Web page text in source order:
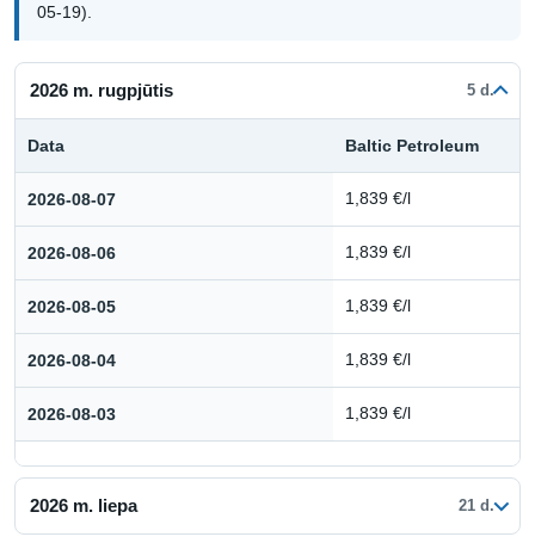
05-19).
2026 m. rugpjūtis 5 d.
Data Baltic Petroleum
2026-08-07 1,839 €/l
2026-08-06 1,839 €/l
2026-08-05 1,839 €/l
2026-08-04 1,839 €/l
2026-08-03 1,839 €/l
2026 m. liepa 21 d.